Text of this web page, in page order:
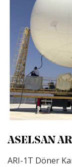
ASELSAN
ARI-1T Döner